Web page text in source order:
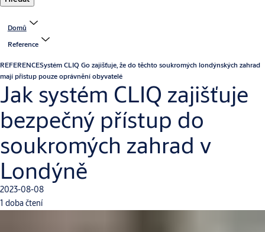
Domů
Reference
REFERENCESystém CLIQ Go zajišťuje, že do těchto soukromých londýnských zahrad
mají přístup pouze oprávnění obyvatelé
Jak systém CLIQ zajišťuje
bezpečný přístup do
soukromých zahrad v
Londýně
2023-08-08
1 doba čtení